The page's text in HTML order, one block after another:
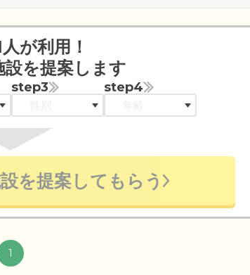
が利用！
設を提案します
step3 step4
を提案してもらう
1